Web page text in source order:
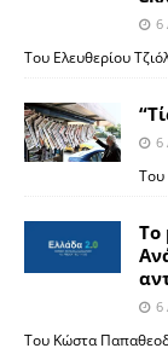
6
Του Ελευθερίου
6
Του
Το
6
Του Κώστα